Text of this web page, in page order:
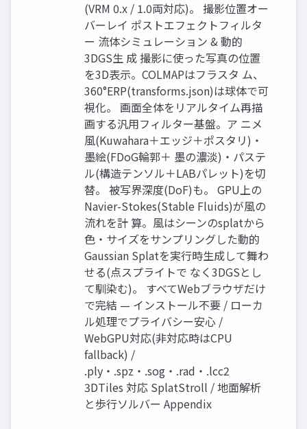
(VRM 0.x / 1.0両対応)。 撮影位置オー
バーレイ ポストエフェクトフィルタ
ー 流体シミュレーション & 動的
3DGS生 成 撮影に使った写真の位置
を3D表示。COLMAPはフラスタ ム、
360°ERP(transforms.json)は球体で可
視化。 画面全体をリアルタイム再描
画する汎用フィルター基盤。ア ニメ
風(Kuwahara＋エッジ＋ポスタリ)・
墨絵(FDoG輪郭＋ 墨の濃淡)・パステ
ル(構造テンソル＋LABパレット)を切
替。 被写界深度(DoF)も。 GPU上の
Navier-Stokes(Stable Fluids)が風の
流れを計 算。風はシーンのsplatから
色・サイズをサンプリングした動的
Gaussian Splatを実行時生成して舞わ
せる(点スプライトで なく3DGSとし
て馴染む)。 すべてWebブラウザだけ
で完結 — インストール不要 / ローカ
ル処理でプライバシー安心 /
WebGPU対応(非対応時はCPU
fallback) /
.ply・.spz・.sog・.rad・.lcc2
3DTiles 対応 SplatStroll / 地面解析
と歩行ソルバー Appendix